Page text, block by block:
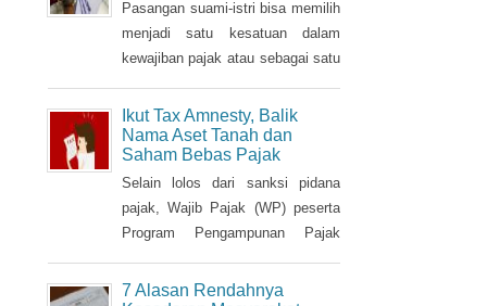
Istri Ingin Gabung NPWP
Suami, Begini Caranya
Pasangan suami-istri bisa memilih
menjadi satu kesatuan dalam
kewajiban pajak atau sebagai satu
Nomor Pokok Wajib Pajak
(NPWP). Bila sebelumnya istri
sudah memiliki NPWP, maka
harus dihapuskan dan dialihkan ke
suami. Bagaimana caranya?
Ikut Tax Amnesty, Balik
Nama Aset Tanah dan
Saham Bebas Pajak
Selain lolos dari sanksi pidana
pajak, Wajib Pajak (WP) peserta
Program Pengampunan Pajak